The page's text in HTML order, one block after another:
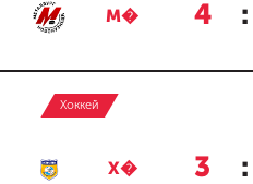
М� 4 :
Хоккей
Х� 3 :